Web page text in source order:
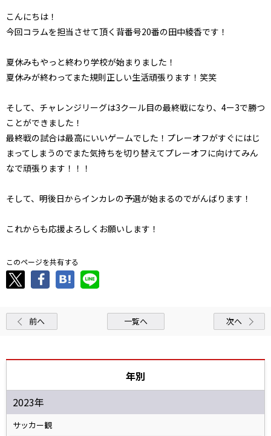
こんにちは！
今回コラムを担当させて頂く背番号20番の田中綾香です！
夏休みもやっと終わり学校が始まりました！
夏休みが終わってまた規則正しい生活頑張ります！笑笑
そして、チャレンジリーグは3クール目の最終戦になり、4ー3で勝つ
ことができました！
最終戦の試合は最高にいいゲームでした！プレーオフがすぐにはじ
まってしまうのでまた気持ちを切り替えてプレーオフに向けてみん
なで頑張ります！！！
そして、明後日からインカレの予選が始まるのでがんばります！
これからも応援よろしくお願いします！
このページを共有する
前へ 一覧へ 次へ
年別
2023年
サッカー観